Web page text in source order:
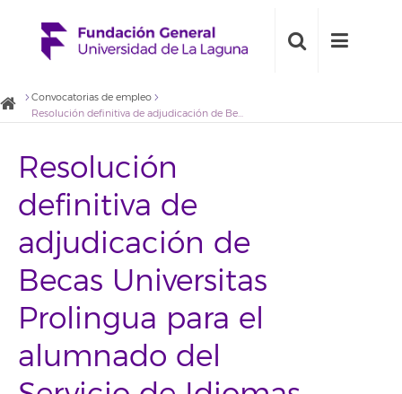
Convocatorias de empleo
Resolución definitiva de adjudicación de Becas Universitas Prolingua para el alumnado del Servicio de Idiomas de la Universidad de La Laguna en el primer cuatrimestre del curso 2016/2017
Resolución
definitiva de
adjudicación de
Becas Universitas
Prolingua para el
alumnado del